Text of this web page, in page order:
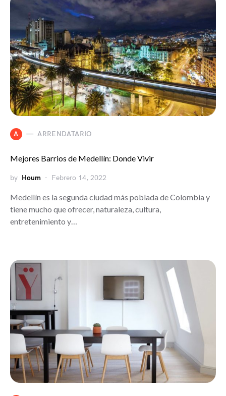
A ARRENDATARIO
Mejores Barrios de Medellín: Donde Vivir
by Houm Febrero 14, 2022
Medellín es la segunda ciudad más poblada de Colombia y
tiene mucho que ofrecer, naturaleza, cultura,
entretenimiento y…